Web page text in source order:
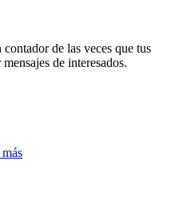
de las veces que tus
de interesados.